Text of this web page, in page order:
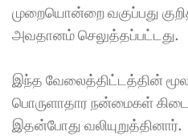
முறையொன்றை வகுப்பது
அவதானம் செலுத்தப்பட்டது.
இந்த வேலைத்திட்டத்தின்
பொருளாதார நன்மைகள்
இதன்போது வலியுறுத்தினார்.